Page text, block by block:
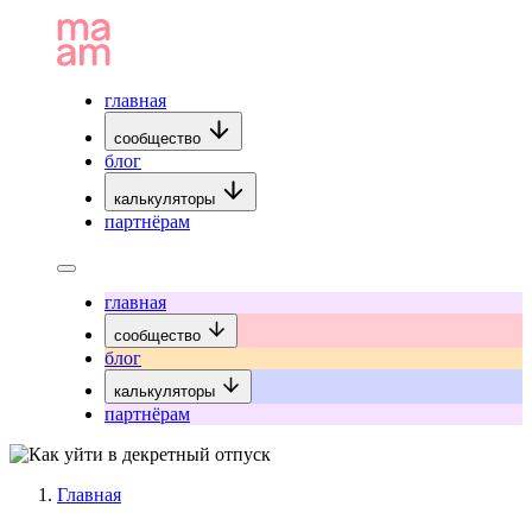
главная
сообщество
блог
калькуляторы
партнёрам
главная
сообщество
блог
калькуляторы
партнёрам
Главная